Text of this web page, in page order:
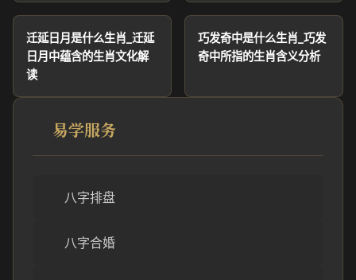
迁延日月是什么生肖_迁延
日月中蕴含的生肖文化解
读
巧发奇中是什么生肖_巧发
奇中所指的生肖含义分析
易学服务
八字排盘
八字合婚